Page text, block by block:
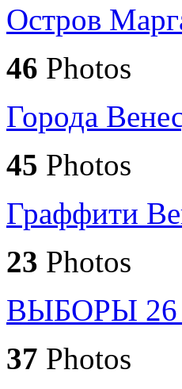
Остров
46 Photos
Города
45 Photos
Граффити
23 Photos
ВЫБОРЫ 26
37 Photos